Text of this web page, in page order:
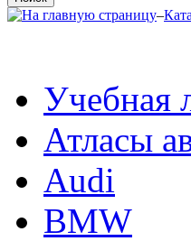
–
Учебная
Атласы
Audi
BMW